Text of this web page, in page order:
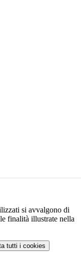
si avvalgono di
finalità illustrate nella
tutti i cookies